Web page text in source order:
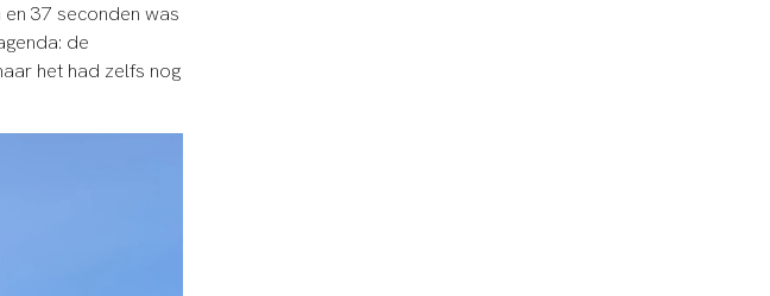
en 37 seconden was
de
het had zelfs nog